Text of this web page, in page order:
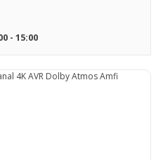
- 15:00